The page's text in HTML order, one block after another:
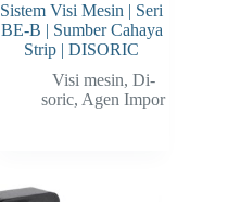
Sistem Visi Mesin | Seri
BE-B | Sumber Cahaya
Strip | DISORIC
Visi mesin, Di-
soric,Agen Impor